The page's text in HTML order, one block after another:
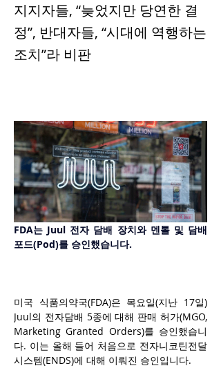
지지자들, “늦었지만 당연한 결
정”, 반대자들, “시대에 역행하는
조치”라 비판
FDA는 Juul 전자 담배 장치와 멘톨 및 담배
포드(Pod)를 승인했습니다.
미국 식품의약국(FDA)은 목요일(지난 17일)
Juul의 전자담배 5종에 대해 판매 허가(MGO,
Marketing Granted Orders)를 승인했습니
다. 이는 올해 들어 처음으로 전자니코틴전달
시스템(ENDS)에 대해 이뤄진 승인입니다.